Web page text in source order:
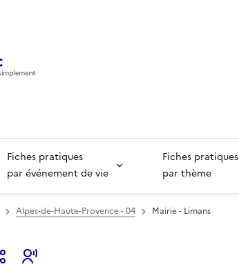
Fiches pratiques
par événement de vie
Fiches pratiques
par thème
Alpes-de-Haute-Provence - 04 Mairie - Limans